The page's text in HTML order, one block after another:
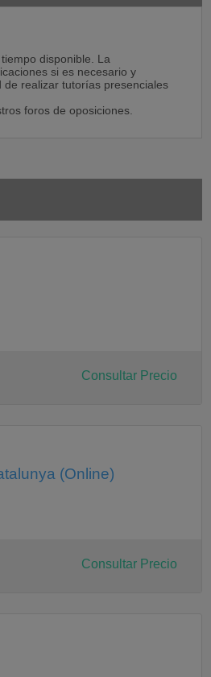
disponible. La
si es necesario y
realizar tutorías presenciales
foros de oposiciones.
Consultar Precio
(Online)
Consultar Precio